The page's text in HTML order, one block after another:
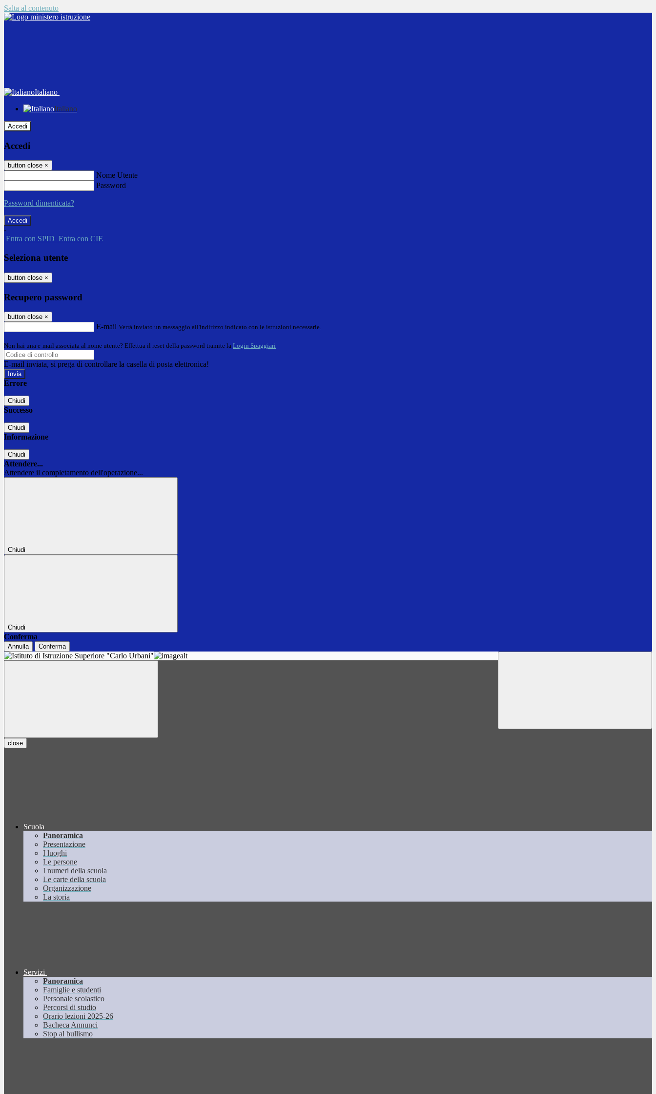
Salta al contenuto
Italiano
Italiano
Accedi
Accedi
button close ×
Nome Utente
Password
Password dimenticata?
-
Entra con SPID Entra con CIE
Seleziona utente
button close ×
Recupero password
button close ×
E-mail Verrà inviato un messaggio all'indirizzo indicato con le istruzioni necessarie.
Non hai una e-mail associata al nome utente? Effettua il reset della password tramite la Login Spaggiari
E-mail inviata, si prega di controllare la casella di posta elettronica!
Errore
Chiudi
Successo
Chiudi
Informazione
Chiudi
Attendere...
Attendere il completamento dell'operazione...
Chiudi
Chiudi
Conferma
Annulla Conferma
close
Scuola
Panoramica
Presentazione
I luoghi
Le persone
I numeri della scuola
Le carte della scuola
Organizzazione
La storia
Servizi
Panoramica
Famiglie e studenti
Personale scolastico
Percorsi di studio
Orario lezioni 2025-26
Bacheca Annunci
Stop al bullismo